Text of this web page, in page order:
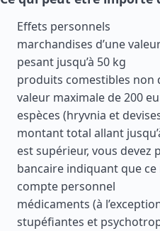
Effets personnels
marchandises d’une
pesant jusqu’à 50 kg
produits comestibles non
valeur maximale de 200
espèces (hryvnia et
montant total allant
est supérieur, vous
bancaire indiquant que
compte personnel
médicaments (à
stupéfiantes et